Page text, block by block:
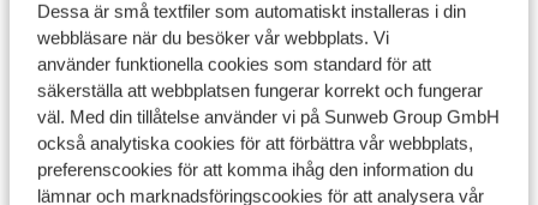
Dessa är små textfiler som automatiskt installeras i din
webbläsare när du besöker vår webbplats. Vi
använder funktionella cookies som standard för att
säkerställa att webbplatsen fungerar korrekt och fungerar
väl. Med din tillåtelse använder vi på Sunweb Group GmbH
också analytiska cookies för att förbättra vår webbplats,
preferenscookies för att komma ihåg den information du
lämnar och marknadsföringscookies för att analysera vår
Populära boenden